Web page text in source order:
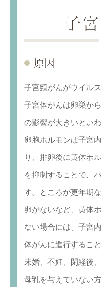
子
原因
子宮頸がんがウイル
子宮体がんは卵巣か
の影響が大きいとい
卵胞ホルモンは子宮
り、排卵後に黄体ホ
を抑制することで、
す。ところが更年期
卵がないなど、黄体
ない場合には、子宮
体がんに進行するこ
未婚、不妊、閉経後
母乳を与えていない